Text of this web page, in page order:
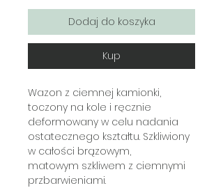
Dodaj do koszyka
Kup
Wazon z ciemnej kamionki,
toczony na kole i ręcznie
deformowany w celu nadania
ostatecznego kształtu. Szkliwiony
w całości brązowym,
matowym szkliwem z ciemnymi
przbarwieniami.